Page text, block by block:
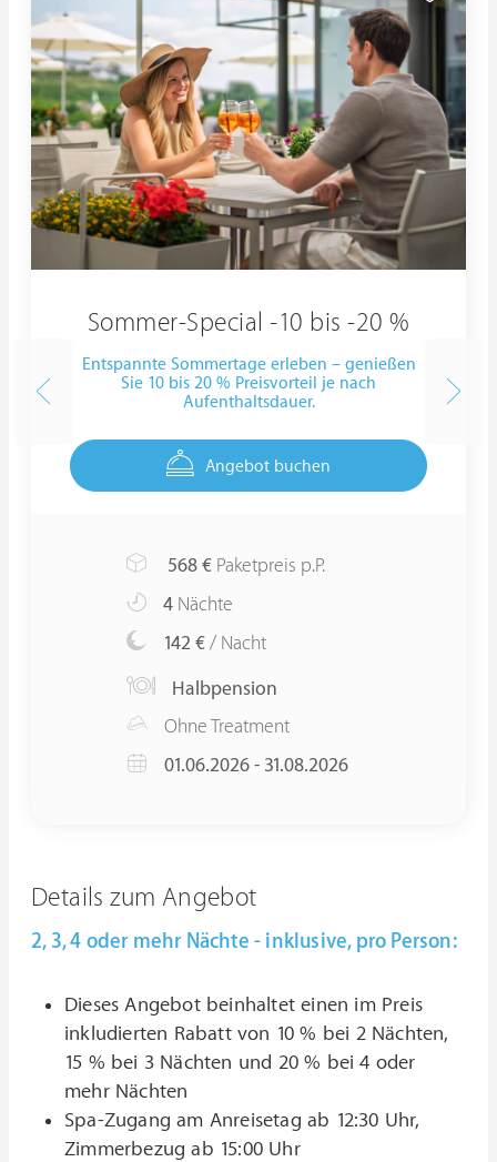
Sommer-Special -10 bis -20 %
Entspannte Sommertage erleben – genießen
Sie 10 bis 20 % Preisvorteil je nach
Aufenthaltsdauer.
Angebot buchen
568 € Paketpreis p.P.
4 Nächte
142 € / Nacht
Halbpension
Ohne Treatment
01.06.2026 - 31.08.2026
Details zum Angebot
2, 3, 4 oder mehr Nächte - inklusive, pro Person:
Dieses Angebot beinhaltet einen im Preis
inkludierten Rabatt von 10 % bei 2 Nächten,
15 % bei 3 Nächten und 20 % bei 4 oder
mehr Nächten
Spa-Zugang am Anreisetag ab 12:30 Uhr,
Zimmerbezug ab 15:00 Uhr